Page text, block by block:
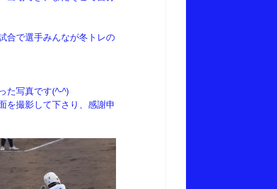
合で選手みんなが冬トレの
た写真です(^-^)
を撮影して下さり、感謝申